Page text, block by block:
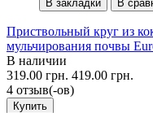
В закладки В
Приствольный круг из
мульчирования почвы
В наличии
319.00 грн. 419.00 грн.
4 отзыв(-ов)
Купить